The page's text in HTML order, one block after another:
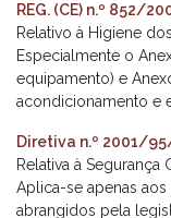
REG. (CE) n.º 852/
Relativo à Higiene
Especialmente o
equipamento) e
acondicionamento e
Diretiva n.º 2001/
Relativa à Segurança
Aplica-se apenas
abrangidos pela